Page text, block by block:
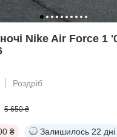
Nike Air Force 1
Роздріб
5 650 ₴
₴ Залишилось 22 дні